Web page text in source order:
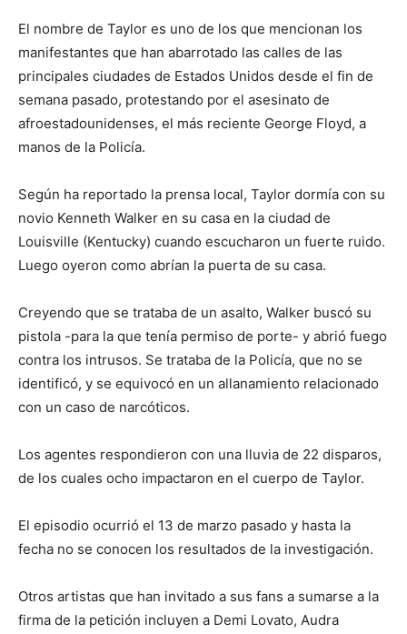
El nombre de Taylor es uno de los que mencionan los
manifestantes que han abarrotado las calles de las
principales ciudades de Estados Unidos desde el fin de
semana pasado, protestando por el asesinato de
afroestadounidenses, el más reciente George Floyd, a
manos de la Policía.
Según ha reportado la prensa local, Taylor dormía con su
novio Kenneth Walker en su casa en la ciudad de
Louisville (Kentucky) cuando escucharon un fuerte ruido.
Luego oyeron como abrían la puerta de su casa.
Creyendo que se trataba de un asalto, Walker buscó su
pistola -para la que tenía permiso de porte- y abrió fuego
contra los intrusos. Se trataba de la Policía, que no se
identificó, y se equivocó en un allanamiento relacionado
con un caso de narcóticos.
Los agentes respondieron con una lluvia de 22 disparos,
de los cuales ocho impactaron en el cuerpo de Taylor.
El episodio ocurrió el 13 de marzo pasado y hasta la
fecha no se conocen los resultados de la investigación.
Otros artistas que han invitado a sus fans a sumarse a la
firma de la petición incluyen a Demi Lovato, Audra